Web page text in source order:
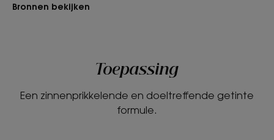
Bronnen bekijken
Toepassing
Een zinnenprikkelende en doeltreffende getinte
formule.